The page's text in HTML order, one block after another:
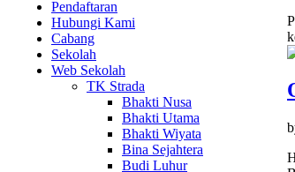
Pendaftaran
Hubungi Kami
Cabang
Sekolah
Web Sekolah
TK Strada
Bhakti Nusa
Bhakti Utama
Bhakti Wiyata
Bina Sejahtera
Budi Luhur